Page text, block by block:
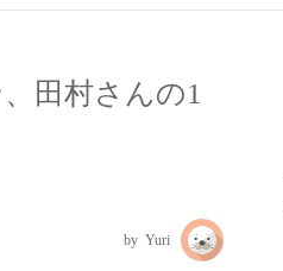
田村さんの1
Yuri